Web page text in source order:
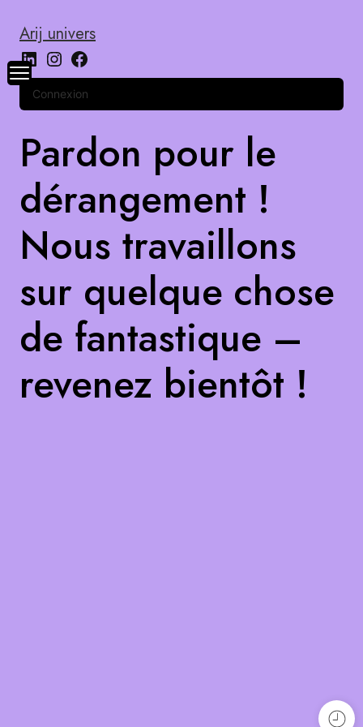
Arij univers
Connexion
Pardon pour le
dérangement !
Nous travaillons
sur quelque chose
de fantastique –
revenez bientôt !